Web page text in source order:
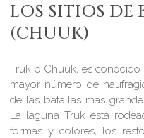
LOS SITIOS DE
(CHUUK)
Truk o Chuuk, es
mayor número de
de las batallas más
La laguna Truk está
formas y colores, los